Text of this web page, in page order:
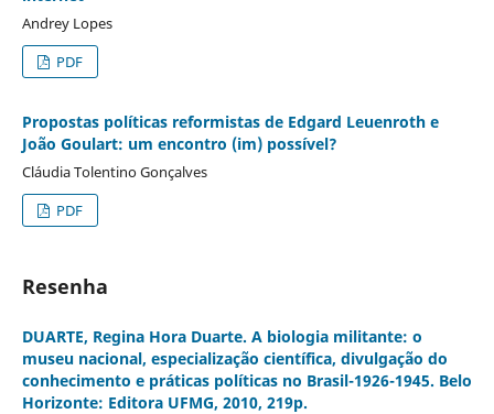
Andrey Lopes
PDF
Propostas políticas reformistas de Edgard Leuenroth e
João Goulart: um encontro (im) possível?
Cláudia Tolentino Gonçalves
PDF
Resenha
DUARTE, Regina Hora Duarte. A biologia militante: o
museu nacional, especialização científica, divulgação do
conhecimento e práticas políticas no Brasil-1926-1945. Belo
Horizonte: Editora UFMG, 2010, 219p.